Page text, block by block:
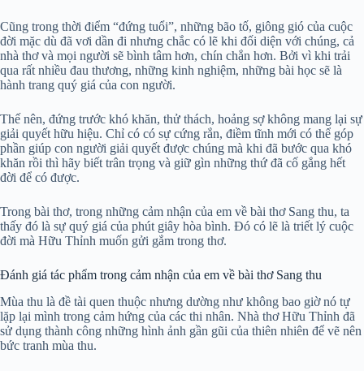
Cũng trong thời điểm “đứng tuổi”, những bão tố, giông gió của cuộc
đời mặc dù đã vơi dần đi nhưng chắc có lẽ khi đối diện với chúng, cả
nhà thơ và mọi người sẽ bình tâm hơn, chín chắn hơn. Bởi vì khi trải
qua rất nhiều đau thương, những kinh nghiệm, những bài học sẽ là
hành trang quý giá của con người.
Thế nên, đứng trước khó khăn, thử thách, hoảng sợ không mang lại sự
giải quyết hữu hiệu. Chỉ có có sự cứng rắn, điềm tĩnh mới có thể góp
phần giúp con người giải quyết được chúng mà khi đã bước qua khó
khăn rồi thì hãy biết trân trọng và giữ gìn những thứ đã cố gắng hết
đời để có được.
Trong bài thơ, trong những cảm nhận của em về bài thơ Sang thu, ta
thấy đó là sự quý giá của phút giây hòa bình. Đó có lẽ là triết lý cuộc
đời mà Hữu Thỉnh muốn gửi gắm trong thơ.
Đánh giá tác phẩm trong cảm nhận của em về bài thơ Sang thu
Mùa thu là đề tài quen thuộc nhưng dường như không bao giờ nó tự
lặp lại mình trong cảm hứng của các thi nhân. Nhà thơ Hữu Thỉnh đã
sử dụng thành công những hình ảnh gần gũi của thiên nhiên để vẽ nên
bức tranh mùa thu.